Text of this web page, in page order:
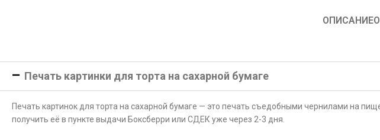
ОПИСАНИЕ
Печать картинки для торта на сахарной бумаге
Печать картинок для торта на сахарной бумаге — это печать съедобными чернилами на
получить её в пункте выдачи Боксберри или СДЕК уже через 2-3 дня.